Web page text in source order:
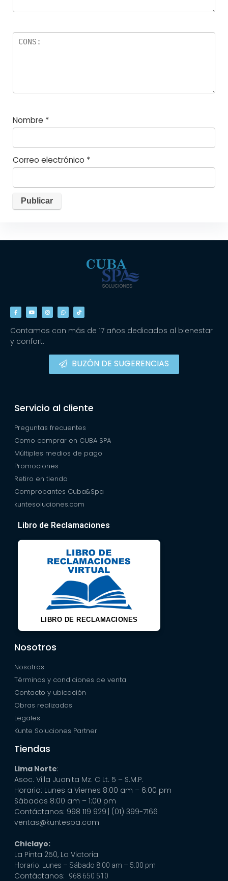
Nombre *
Correo electrónico *
Contamos con más de 17 años dedicados al bienestar
y confort.
BUZÓN DE SUGERENCIAS
Servicio al cliente
Preguntas frecuentes
Como comprar en CUBA SPA
Múltiples medios de pago
Promociones
Retiro en tienda
Comprobantes Cuba&Spa
kuntesoluciones.com
Libro de Reclamaciones
LIBRO DE RECLAMACIONES
Nosotros
Nosotros
Términos y condiciones de venta
Contacto y ubicación
Obras realizadas
Legales
Kunte Soluciones Partner
Tiendas
Lima Norte:
Asoc. Villa Juanita Mz. C Lt. 5 – S.M.P.
Horario: Lunes a Viernes 8:00 am – 6:00 pm
Sábados 8:00 am – 1:00 pm
Contáctanos: 998 119 929 | (01) 399-7166
ventas@kuntespa.com
Chiclayo:
La Pinta 250, La Victoria
Horario: Lunes – Sábado 8:00 am – 5:00 pm
Contáctanos: 968 650 510